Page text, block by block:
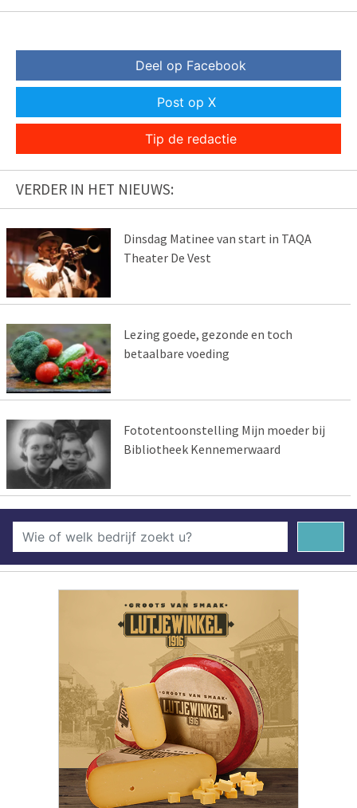
Deel op Facebook
Post op X
Tip de redactie
VERDER IN HET NIEUWS:
Dinsdag Matinee van start in TAQA
Theater De Vest
Lezing goede, gezonde en toch
betaalbare voeding
Fototentoonstelling Mijn moeder bij
Bibliotheek Kennemerwaard